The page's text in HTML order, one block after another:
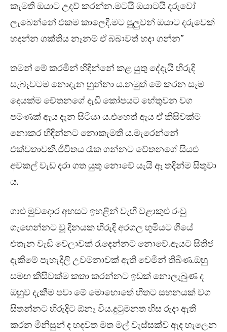
කැමති ඔයාට උදව් කරන්න.මටයි ඔයාටයි දරුවෝ
ලැබෙන්නේ එකම කාලෙදි.මට පුලුවන් ඔයාට දරුවෙක්
හදන්න ශක්තිය නෑනම් ඒ බබාවත් හදා ගන්න”
තමන් මේ කරමින් හිඳින්නේ කළ යුතු දේදැයි හිරුදි
සැබෑවටම නොදැන හුන්නා ය.නමුත් මේ කරන සෑම
දෙයක්ම චේතනගේ දැඩි කෝපයට හේතුවන වග
පමණක් ඇය දැන සිටියා ය.එහෙත් ඇය ඒ කිසිවක්ම
නොකර හිඳින්නට නොකැමති ය.මැරෙන්නේ
එක්වතාවකි.ජීවිතය රැක ගන්නට චේතනගේ සියළු
අවකල් වැඩ දරා ගත යුතු නොවේ යැයි ඈ තදින්ම සිතුවා
ය.
ගාළු මුවදොර අහසට ඉහළින් වැහි වළාකුළු රංචු
ගැහෙන්නට වූ දිනයක හිරුදි අරගල භූමියට ගියේ
එතැන වැඩි වෙලාවක් රැදෙන්නට නොවේ.ඇයට සිතිජ
දැකීමේ පැහැදිලි උවමනාවක් ඇති වෙමින් තිබිණ.ඔහු
සමඟ කිසිවක්ම කතා කරන්නට ඉඩක් නොලැබුණ ද
ඔහුව දැකීම පවා මේ මොහොතේ හිතට සහනයක් වග
සිතන්නට හිරුදිට ඕනෑ විය.දුටුමනත හිස රුදා ඇති
කරන මිනිසුන් ද හදවත මත මල් වැස්සක්ව ඇද හැලෙන